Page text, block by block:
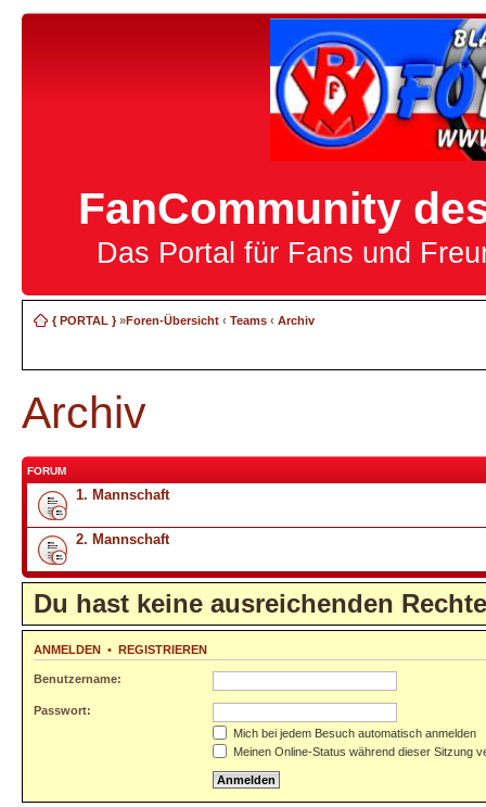
FanCommunity
Das Portal für Fans und
{ PORTAL }»Foren-Übersicht ‹ Teams ‹ Archiv
Archiv
FORUM
1. Mannschaft
2. Mannschaft
Du hast keine ausreichenden
ANMELDEN • REGISTRIEREN
Benutzername:
Passwort:
Mich bei jedem Besuch automatisch anmelden
Meinen Online-Status während dieser Sitzung